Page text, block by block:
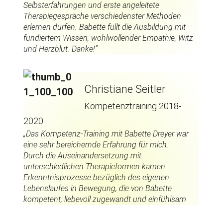
Selbsterfahrungen und erste angeleitete
Therapiegespräche verschiedenster Methoden
erlernen dürfen. Babette füllt die Ausbildung mit
fundiertem Wissen, wohlwollender Empathie, Witz
und Herzblut. Danke!”
Christiane Seitler
Kompetenztraining 2018-
2020
„Das Kompetenz-Training mit Babette Dreyer war
eine sehr bereichernde Erfahrung für mich.
Durch die Auseinandersetzung mit
unterschiedlichen Therapieformen kamen
Erkenntnisprozesse bezüglich des eigenen
Lebenslaufes in Bewegung, die von Babette
kompetent, liebevoll zugewandt und einfühlsam